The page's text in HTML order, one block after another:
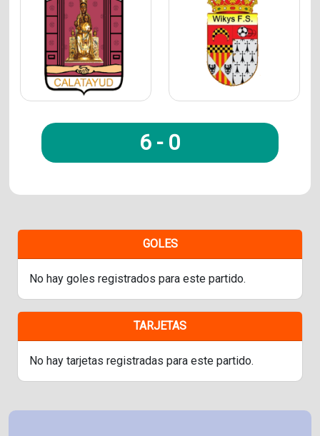
6 - 0
GOLES
No hay goles registrados para este partido.
TARJETAS
No hay tarjetas registradas para este partido.